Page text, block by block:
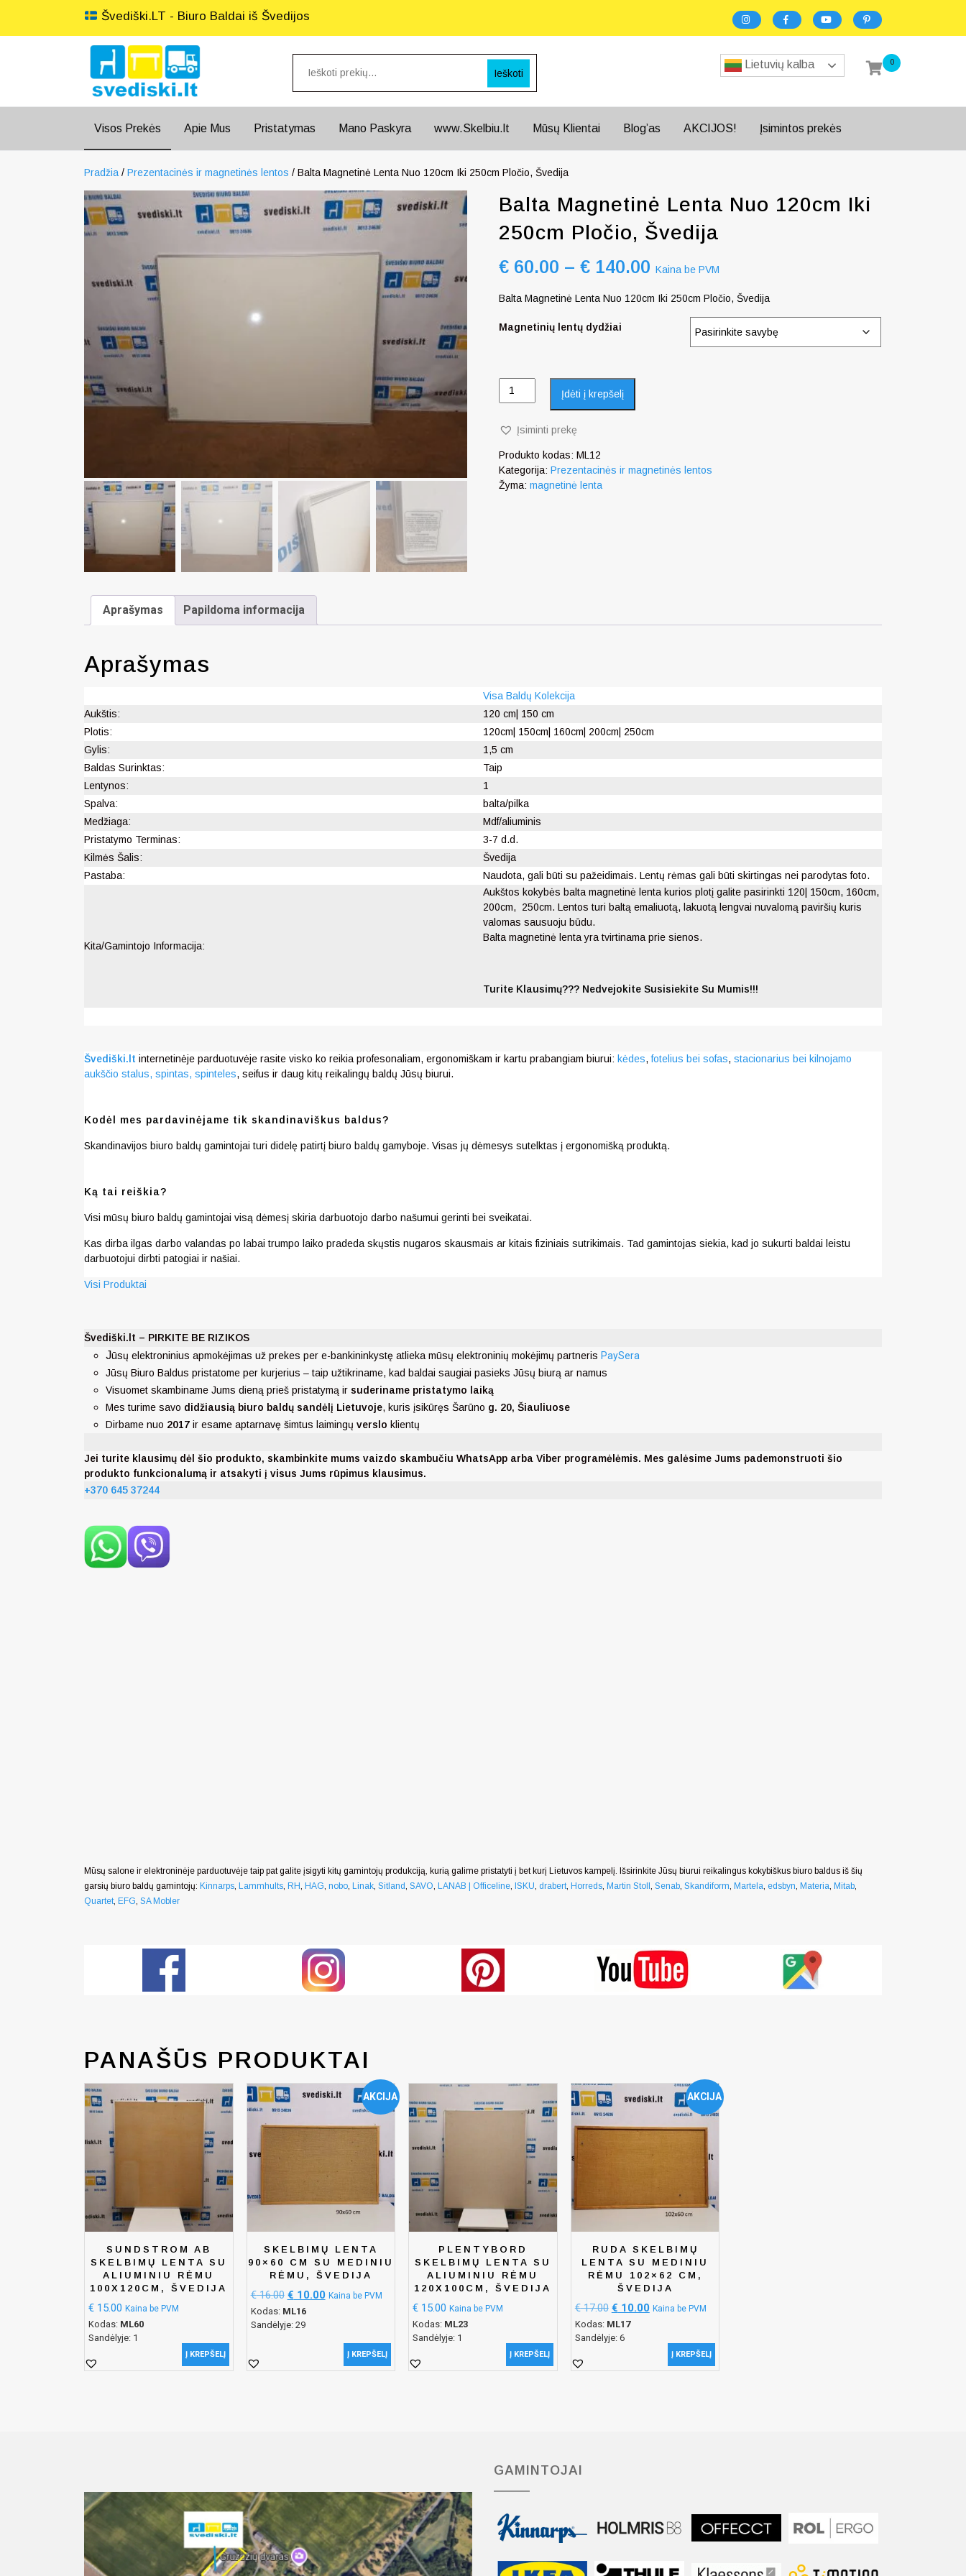
Švediški.LT - Biuro Baldai iš Švedijos
Ieškoti
Lietuvių kalba 0
Visos Prekės Apie Mus Pristatymas Mano Paskyra www.Skelbiu.lt Mūsų Klientai Blog’as AKCIJOS! Įsimintos prekės
Pradžia / Prezentacinės ir magnetinės lentos / Balta Magnetinė Lenta Nuo 120cm Iki 250cm Pločio, Švedija
Balta Magnetinė Lenta Nuo 120cm Iki
250cm Pločio, Švedija
€ 60.00 – € 140.00 Kaina be PVM
Balta Magnetinė Lenta Nuo 120cm Iki 250cm Pločio, Švedija
Magnetinių lentų dydžiai
Įdėti į krepšelį
Įsiminti prekę
Produkto kodas:ML12
Kategorija:Prezentacinės ir magnetinės lentos
Žyma:magnetinė lenta
Aprašymas Papildoma informacija
Aprašymas
Visa Baldų Kolekcija
Aukštis:
120 cm| 150 cm
Plotis:
120cm| 150cm| 160cm| 200cm| 250cm
Gylis:
1,5 cm
Baldas Surinktas:
Taip
Lentynos:
1
Spalva:
balta/pilka
Medžiaga:
Mdf/aliuminis
Pristatymo Terminas:
3-7 d.d.
Kilmės Šalis:
Švedija
Pastaba:
Naudota, gali būti su pažeidimais. Lentų rėmas gali būti skirtingas nei parodytas foto.
Kita/Gamintojo Informacija:
Aukštos kokybės balta magnetinė lenta kurios plotį galite pasirinkti 120| 150cm, 160cm,
200cm, 250cm. Lentos turi baltą emaliuotą, lakuotą lengvai nuvalomą paviršių kuris
valomas sausuoju būdu.
Balta magnetinė lenta yra tvirtinama prie sienos.
Turite Klausimų??? Nedvejokite Susisiekite Su Mumis!!!
Švediški.lt internetinėje parduotuvėje rasite visko ko reikia profesonaliam, ergonomiškam ir kartu prabangiam biurui: kėdes,fotelius bei sofas, stacionarius bei kilnojamo
aukščio stalus, spintas, spinteles, seifus ir daug kitų reikalingų baldų Jūsų biurui.
Kodėl mes pardavinėjame tik skandinaviškus baldus?
Skandinavijos biuro baldų gamintojai turi didelę patirtį biuro baldų gamyboje. Visas jų dėmesys sutelktas į ergonomišką produktą.
Ką tai reiškia?
Visi mūsų biuro baldų gamintojai visą dėmesį skiria darbuotojo darbo našumui gerinti bei sveikatai.
Kas dirba ilgas darbo valandas po labai trumpo laiko pradeda skųstis nugaros skausmais ar kitais fiziniais sutrikimais. Tad gamintojas siekia, kad jo sukurti baldai leistu
darbuotojui dirbti patogiai ir našiai.
Visi Produktai
Švediški.lt – PIRKITE BE RIZIKOS
Jūsų elektroninius apmokėjimas už prekes per e-bankininkystę atlieka mūsų elektroninių mokėjimų partneris PaySera
Jūsų Biuro Baldus pristatome per kurjerius – taip užtikriname, kad baldai saugiai pasieks Jūsų biurą ar namus
Visuomet skambiname Jums dieną prieš pristatymą ir suderiname pristatymo laiką
Mes turime savo didžiausią biuro baldų sandėlį Lietuvoje, kuris įsikūręs Šarūno g. 20, Šiauliuose
Dirbame nuo 2017 ir esame aptarnavę šimtus laimingų verslo klientų
Jei turite klausimų dėl šio produkto, skambinkite mums vaizdo skambučiu WhatsApp arba Viber programėlėmis. Mes galėsime Jums pademonstruoti šio
produkto funkcionalumą ir atsakyti į visus Jums rūpimus klausimus.
+370 645 37244
Mūsų salone ir elektroninėje parduotuvėje taip pat galite įsigyti kitų gamintojų produkciją, kurią galime pristatyti į bet kurį Lietuvos kampelį. Išsirinkite Jūsų biurui reikalingus kokybiškus biuro baldus iš šių
garsių biuro baldų gamintojų: Kinnarps, Lammhults, RH, HAG, nobo, Linak, Sitland, SAVO, LANAB | Officeline, ISKU, drabert, Horreds, Martin Stoll , Senab, Skandiform, Martela, edsbyn, Materia, Mitab,
Quartet, EFG, SA Mobler
PANAŠŪS PRODUKTAI
SUNDSTROM AB
SKELBIMŲ LENTA SU
ALIUMINIU RĖMU
100X120CM, ŠVEDIJA
€ 15.00 Kaina be PVM
Kodas: ML60
Sandėlyje: 1
Į KREPŠELĮ
AKCIJA
SKELBIMŲ LENTA
90×60 CM SU MEDINIU
RĖMU, ŠVEDIJA
€16.00 € 10.00 Kaina be PVM
Kodas: ML16
Sandėlyje: 29
Į KREPŠELĮ
PLENTYBORD
SKELBIMŲ LENTA SU
ALIUMINIU RĖMU
120X100CM, ŠVEDIJA
€ 15.00 Kaina be PVM
Kodas: ML23
Sandėlyje: 1
Į KREPŠELĮ
AKCIJA
RUDA SKELBIMŲ
LENTA SU MEDINIU
RĖMU 102×62 CM,
ŠVEDIJA
€17.00 € 10.00 Kaina be PVM
Kodas: ML17
Sandėlyje: 6
Į KREPŠELĮ
GAMINTOJAI